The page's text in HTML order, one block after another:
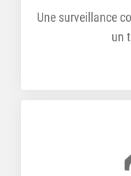
Une surveillance
un